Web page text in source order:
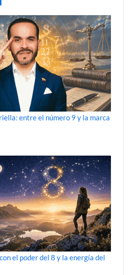
entre el número 9 y la marca
el poder del 8 y la energía del